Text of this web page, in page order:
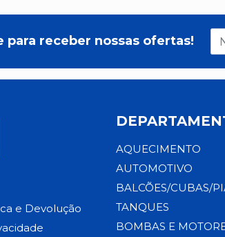
para receber nossas ofertas!
e Devolução
AQUECIMENTO
AUTOMOTIVO
BALCÕES/CUBAS/
TANQUES
BOMBAS E